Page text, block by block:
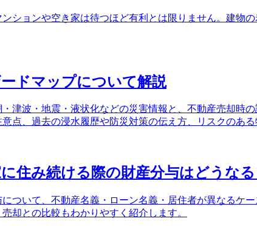
ションや空き家は待つほど有利とは限りません。建物
ドマップについて解説
津波・地震・液状化などの災害情報と、不動産売却時
点、過去の浸水履歴や防災対策の伝え方、リスクのあ
住み続ける際の財産分与はどうなる
ついて、不動産名義・ローン名義・居住者が異なるケ
却との比較もわかりやすく紹介します。